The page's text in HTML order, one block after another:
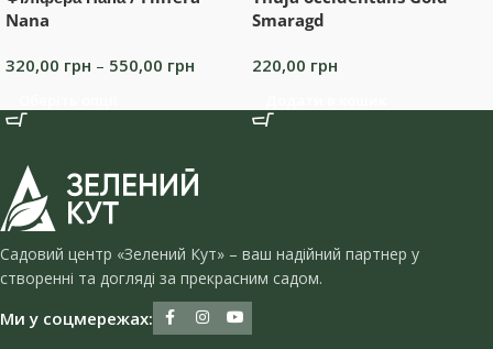
Nana
320,00 грн – 550,00 грн
Smaragd
220,00 грн
Садовий центр «Зелений Кут» – ваш надійний партнер у
створенні та догляді за прекрасним садом.
Ми у соцмережах: